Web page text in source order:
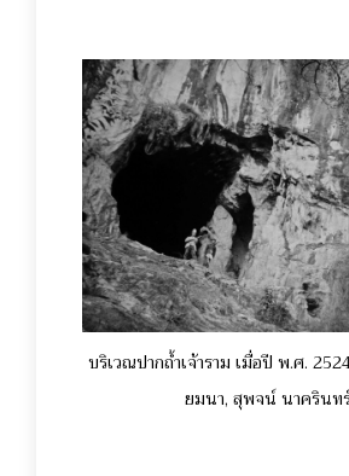
บริเวณปากถ้ำเจ้าราม เมื่อปี พ.ศ.
ยมนา, สุพจน์ นาครินท